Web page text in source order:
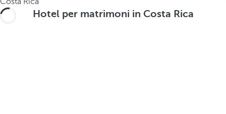
Hotel per matrimoni in Costa Rica